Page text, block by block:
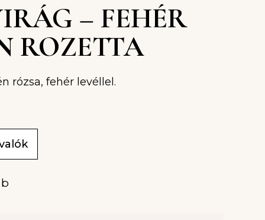
– FEHÉR
ROZETTA
rózsa, fehér levéllel.